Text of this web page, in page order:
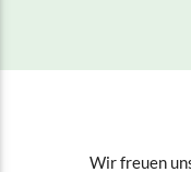
Wir freuen